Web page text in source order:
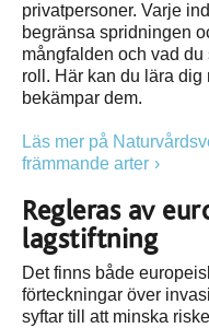
privatpersoner. Varje
begränsa spridningen
mångfalden och vad
roll. Här kan du lära dig
bekämpar dem.
Läs mer på
främmande arter
Regleras av
lagstiftning
Det finns både
förteckningar över
syftar till att minska